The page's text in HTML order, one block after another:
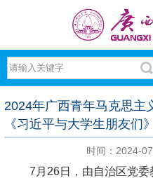
2024年广西青年马克思主
《习近平与大学生朋友们
时间：2024-
7月26日，由自治区党